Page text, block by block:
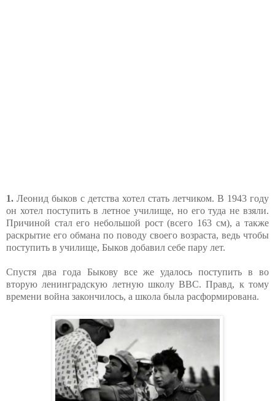
1. Леонид быков с детства хотел стать летчиком. В 1943 году
он хотел поступить в летное училище, но его туда не взяли.
Причиной стал его небольшой рост (всего 163 см), а также
раскрытие его обмана по поводу своего возраста, ведь чтобы
поступить в училище, Быков добавил себе пару лет.
Спустя два года Быкову все же удалось поступить в во
вторую ленинградскую летную школу ВВС. Правд, к тому
времени война закончилось, а школа была расформирована.